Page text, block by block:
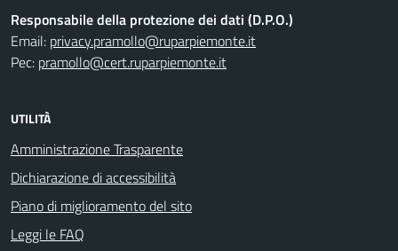
Responsabile della protezione dei dati (D.P.O.)
Email: privacy.pramollo@ruparpiemonte.it
Pec: pramollo@cert.ruparpiemonte.it
UTILITÀ
Amministrazione Trasparente
Dichiarazione di accessibilità
Piano di miglioramento del sito
Leggi le FAQ